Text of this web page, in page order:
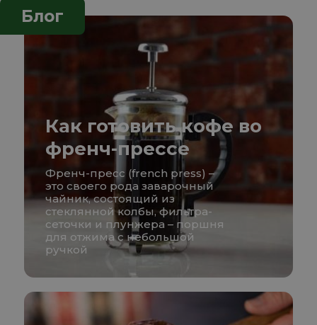
Блог
Как готовить кофе во
френч-прессе
Френч-пресс (french press) –
это своего рода заварочный
чайник, состоящий из
стеклянной колбы, фильтра-
сеточки и плунжера – поршня
для отжима с небольшой
ручкой